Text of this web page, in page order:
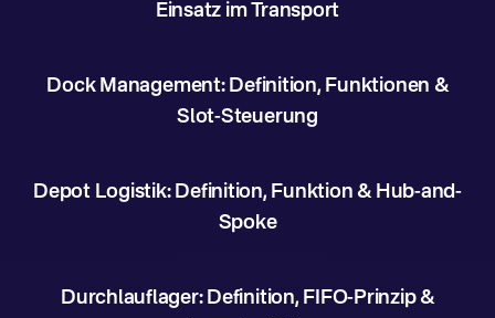
Einsatz im Transport
Dock Management: Definition, Funktionen &
Slot-Steuerung
Depot Logistik: Definition, Funktion & Hub-and-
Spoke
Durchlauflager: Definition, FIFO-Prinzip &